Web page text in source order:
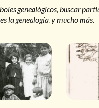
genealógicos, buscar
la genealogía, y mucho más.